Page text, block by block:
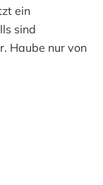
ein
sind
Haube nur von